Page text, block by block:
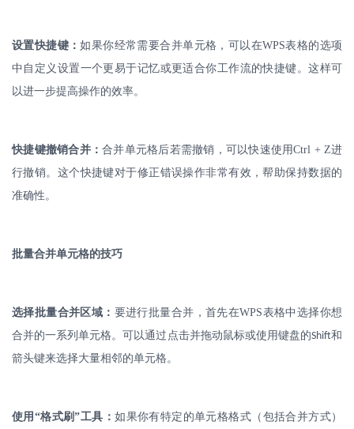
设置快捷键：如果你经常需要合并单元格，可以在WPS表格的选项
中自定义设置一个更易于记忆或更适合你工作流的快捷键。这样可
以进一步提高操作的效率。
快捷键撤销合并： 合并单元格后若需撤销，可以快速使用Ctrl + Z进
行撤销。这个快捷键对于修正错误操作非常有效，帮助保持数据的
准确性。
批量合并单元格的技巧
选择批量合并区域： 要进行批量合并，首先在WPS表格中选择你想
合并的一系列单元格。可以通过点击并拖动鼠标或使用键盘的Shift和
箭头键来选择大量相邻的单元格。
使用 “格式刷”工具：如果你有特定的单元格格式（包括合并方式）